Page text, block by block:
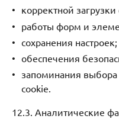
корректной загрузки
работы форм и
сохранения настроек;
обеспечения
запоминания выбора
cookie.
12.3. Аналитические